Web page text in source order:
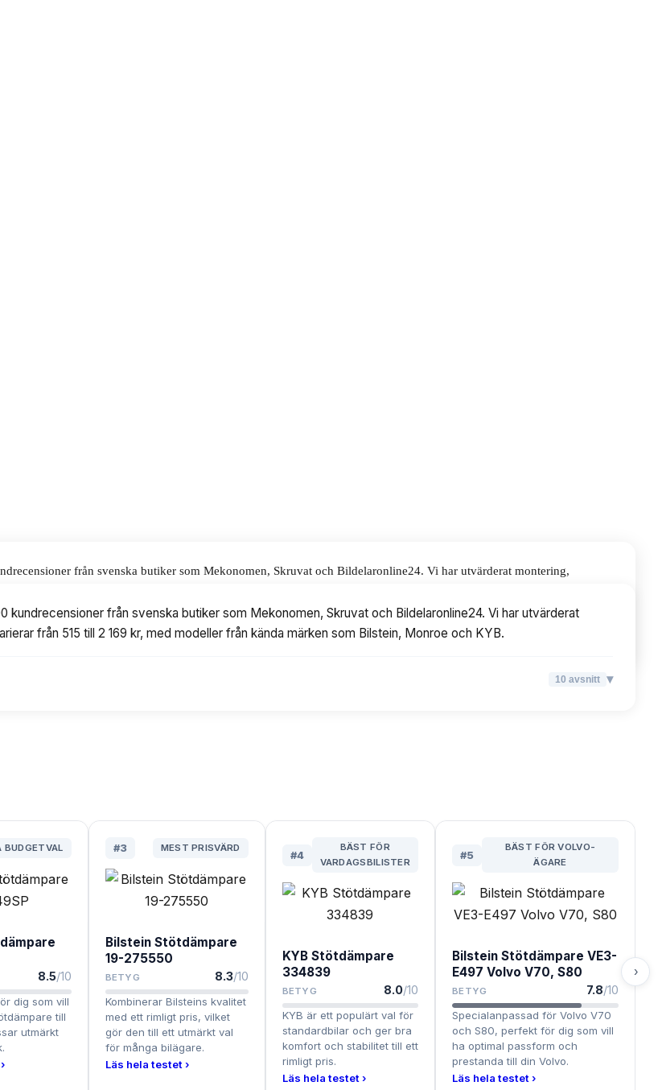
från svenska butiker som Mekonomen, Skruvat och Bildelaronline24. Vi har utvärderat montering,
kundrecensioner från svenska butiker som Mekonomen, Skruvat och Bildelaronline24. Vi har utvärderat
från 515 till 2 169 kr, med modeller från kända märken som Bilstein, Monroe och KYB.
10 avsnitt ▾
BUDGETVAL
8.5/10
dig som vill
till
utmärkt
#3 MEST PRISVÄRD
Bilstein Stötdämpare
19-275550
BETYG 8.3/10
Kombinerar Bilsteins kvalitet
med ett rimligt pris, vilket
gör den till ett utmärkt val
för många bilägare.
Läs hela testet ›
#4
BÄST FÖR
VARDAGSBILISTER
KYB Stötdämpare
334839
BETYG 8.0/10
KYB är ett populärt val för
standardbilar och ger bra
komfort och stabilitet till ett
rimligt pris.
Läs hela testet ›
#5
BÄST FÖR VOLVO-
ÄGARE
Bilstein Stötdämpare VE3-
E497 Volvo V70, S80
BETYG 7.8/10
Specialanpassad för Volvo V70
och S80, perfekt för dig som vill
ha optimal passform och
prestanda till din Volvo.
Läs hela testet ›
›